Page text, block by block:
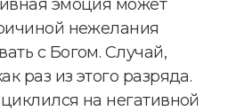
эмоция может
нежелания
с Богом. Случай,
раз из этого разряда.
на негативной